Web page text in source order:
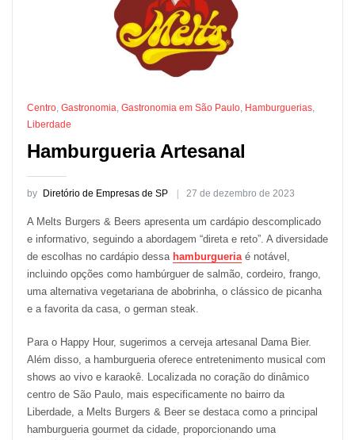
Centro, Gastronomia, Gastronomia em São Paulo, Hamburguerias,
Liberdade
Hamburgueria Artesanal
by Diretório de Empresas de SP 27 de dezembro de 2023
A Melts Burgers & Beers apresenta um cardápio descomplicado
e informativo, seguindo a abordagem “direta e reto”. A diversidade
de escolhas no cardápio dessa hamburgueriaé notável,
incluindo opções como hambúrguer de salmão, cordeiro, frango,
uma alternativa vegetariana de abobrinha, o clássico de picanha
e a favorita da casa, o german steak.
Para o Happy Hour, sugerimos a cerveja artesanal Dama Bier.
Além disso, a hamburgueria oferece entretenimento musical com
shows ao vivo e karaokê. Localizada no coração do dinâmico
centro de São Paulo, mais especificamente no bairro da
Liberdade, a Melts Burgers & Beer se destaca como a principal
hamburgueria gourmet da cidade, proporcionando uma